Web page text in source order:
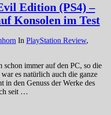
Edition (PS4) –
Konsolen im Test
In PlayStation Review,
immer auf den PC, so die
es natürlich auch die ganze
in den Genuss der Werke des
seit …